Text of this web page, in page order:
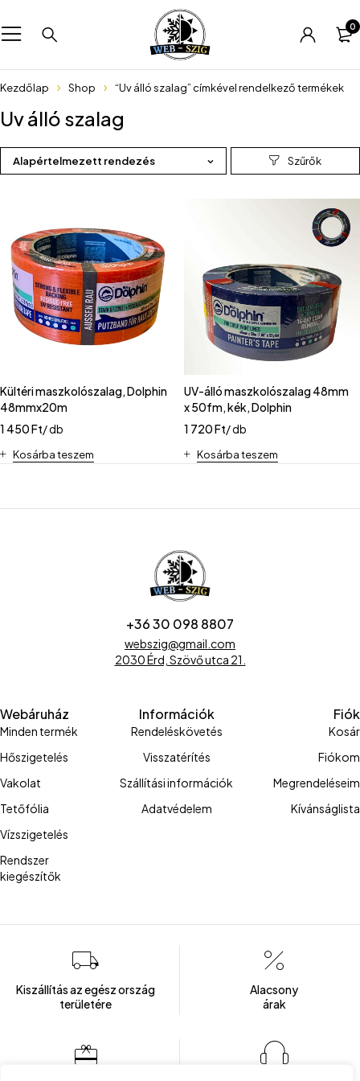
0
Kezdőlap Shop “Uv álló szalag” címkével rendelkező termékek
Uv álló szalag
Alapértelmezett rendezés
Kültéri maszkolószalag, Dolphin
48mmx20m
1 450Ft/ db
Kosárba teszem
UV-álló maszkolószalag 48mm
x 50fm, kék, Dolphin
1 720Ft/ db
Kosárba teszem
+36 30 098 8807
webszig@gmail.com
2030 Érd, Szövő utca 21.
Webáruház
Minden termék
Hőszigetelés
Vakolat
Tetőfólia
Vízszigetelés
Rendszer
kiegészítők
Információk
Rendeléskövetés
Visszatérítés
Szállítási információk
Adatvédelem
Fiók
Kosár
Fiókom
Megrendeléseim
Kívánságlista
Kiszállítás az egész ország
területére
Alacsony
árak